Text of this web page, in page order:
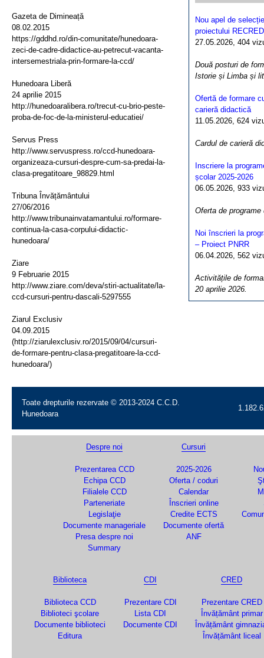
Nou apel de
proiectului RECRED
27.05.2026, 404
Două posturi de
Istorie și Limba și
Ofertă de formare
carieră didactică
11.05.2026, 624
Cardul de carieră
Inscriere la
școlar 2025-2026
06.05.2026, 933
Oferta de programe
Noi înscrieri la
– Proiect PNRR
06.04.2026, 562
Activitățile de
20 aprilie 2026.
Gazeta de Dimineață
08.02.2015
https://gddhd.ro/din-comunitate/hunedoara-
zeci-de-cadre-didactice-au-petrecut-vacanta-
intersemestriala-prin-formare-la-ccd/
Hunedoara Liberă
24 aprilie 2015
http://hunedoaralibera.ro/trecut-cu-brio-peste-
proba-de-foc-de-la-ministerul-educatiei/
Servus Press
http://www.servuspress.ro/ccd-hunedoara-
organizeaza-cursuri-despre-cum-sa-predai-la-
clasa-pregatitoare_98829.html
Tribuna Învățământului
27/06/2016
http://www.tribunainvatamantului.ro/formare-
continua-la-casa-corpului-didactic-
hunedoara/
Ziare
9 Februarie 2015
http://www.ziare.com/deva/stiri-actualitate/la-
ccd-cursuri-pentru-dascali-5297555
Ziarul Exclusiv
04.09.2015
(http://ziarulexclusiv.ro/2015/09/04/cursuri-
de-formare-pentru-clasa-pregatitoare-la-ccd-
hunedoara/)
Toate drepturile rezervate © 2013-2024 C.C.D.
Hunedoara
Despre noi
Prezentarea CCD
Echipa CCD
Filialele CCD
Parteneriate
Legislaţie
Documente manageriale
Presa despre noi
Summary
Cursuri
2025-2026
Oferta / coduri
Calendar
Înscrieri online
Credite ECTS
Documente ofertă
ANF
Biblioteca
Biblioteca CCD
Biblioteci şcolare
Documente biblioteci
Editura
CDI
Prezentare CDI
Lista CDI
Documente CDI
CRED
Prezentare CRED
Învățământ primar
Învățământ
Învățământ liceal